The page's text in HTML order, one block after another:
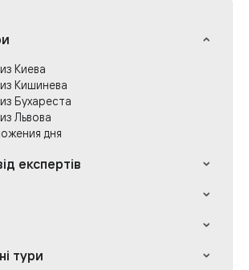
Киева
Кишинева
Бухареста
Львова
дня
експертів
Греции
бухтами
в Болгарии
Украине
тури